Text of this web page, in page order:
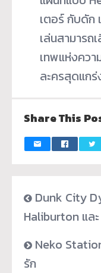
เตอร์ กับดัก
เล่นสามาร
เทพแห่งคว
ละครสุดแกร่
Share This
Dunk City
Haliburton แล
Neko
รัก